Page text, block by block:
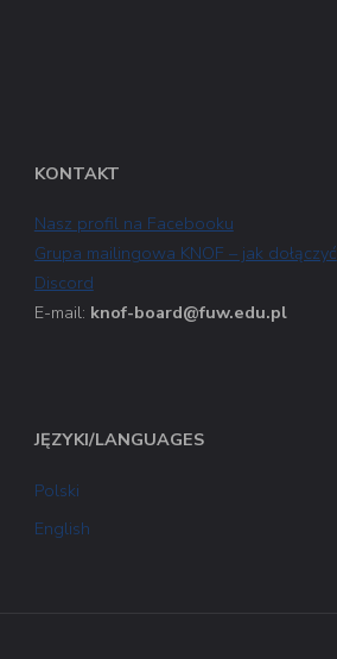
KONTAKT
Nasz profil na Facebooku
Grupa mailingowa KNOF – jak dołączyć
Discord
E-mail: knof-board@fuw.edu.pl
JĘZYKI/LANGUAGES
Polski
English